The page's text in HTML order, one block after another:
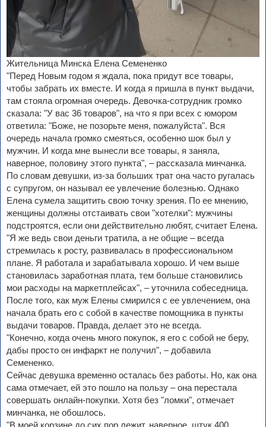
Жительница Минска Елена Семененко
"Перед Новым годом я ждала, пока придут все товары,
чтобы забрать их вместе. И когда я пришла в пункт выдачи,
там стояла огромная очередь. Девочка-сотрудник громко
сказала: "У вас 36 товаров", на что я при всех с юмором
ответила: "Боже, не позорьте меня, пожалуйста". Вся
очередь начала громко смеяться, особенно шок был у
мужчин. И когда мне вынесли все товары, я заняла,
наверное, половину этого пункта", – рассказала минчанка.
По словам девушки, из-за больших трат она часто ругалась
с супругом, он называл ее увлечение болезнью. Однако
Елена сумела защитить свою точку зрения. По ее мнению,
женщины должны отстаивать свои "хотелки": мужчины
подстроятся, если они действительно любят, считает Елена.
"Я же ведь свои деньги тратила, а не общие – всегда
стремилась к росту, развивалась в профессиональном
плане. Я работала и зарабатывала хорошо. И чем выше
становилась заработная плата, тем больше становились
мои расходы на маркетплейсах", – уточнила собеседница.
После того, как муж Елены смирился с ее увлечением, она
начала брать его с собой в качестве помощника в пункты
выдачи товаров. Правда, делает это не всегда.
"Конечно, когда очень много покупок, я его с собой не беру,
дабы просто он инфаркт не получил", – добавила
Семененко.
Сейчас девушка временно осталась без работы. Но, как она
сама отмечает, ей это пошло на пользу – она перестала
совершать онлайн-покупки. Хотя без "ломки", отмечает
минчанка, не обошлось.
"В моей корзине до сих пор лежит, наверное, штук 400